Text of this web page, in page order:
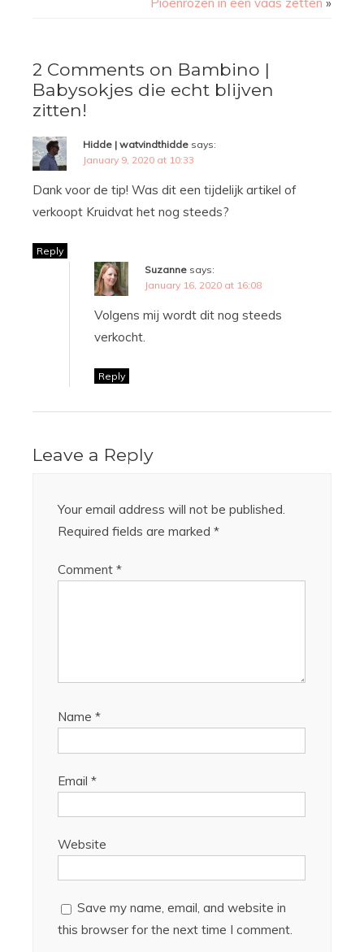
2 Comments on Bambino |
Babysokjes die echt blijven
zitten!
Hidde | watvindthidde says:
January 9, 2020 at 10:33
Dank voor de tip! Was dit een tijdelijk artikel of
verkoopt Kruidvat het nog steeds?
Reply
Suzanne says:
January 16, 2020 at 16:08
Volgens mij wordt dit nog steeds
verkocht.
Reply
Leave a Reply
Your email address will not be published.
Required fields are marked *
Comment *
Name *
Email *
Website
Save my name, email, and website in
this browser for the next time I comment.